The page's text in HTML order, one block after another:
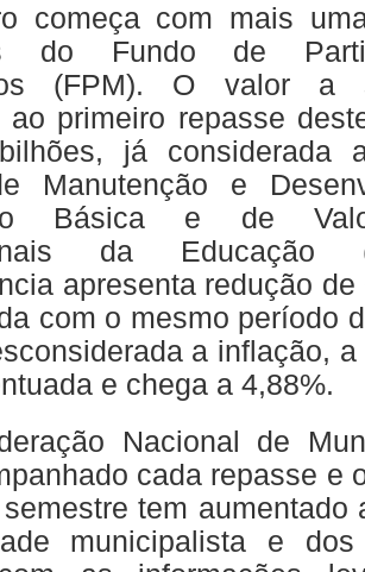
começa com mais
do Fundo de
(FPM). O valor a
ao primeiro repasse
já considerada
Manutenção e
Básica e de
da Educação
apresenta redução
com o mesmo período
a inflação,
e chega a 4,88%.
Nacional de
cada repasse e
tem aumentado
municipalista e